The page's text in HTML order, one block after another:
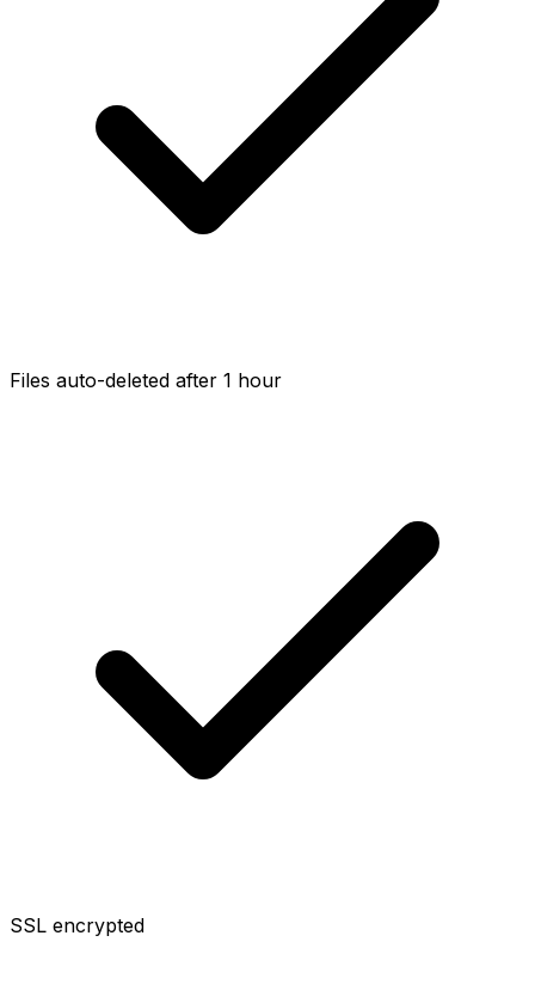
Files auto-deleted after 1 hour
SSL encrypted